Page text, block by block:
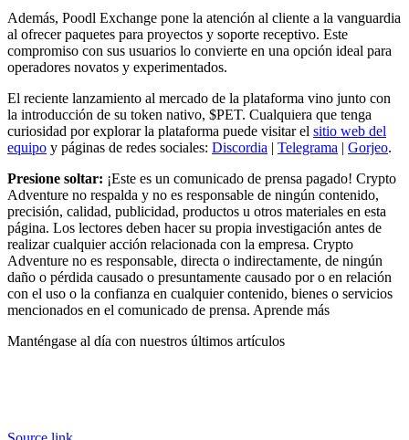
Además, Poodl Exchange pone la atención al cliente a la vanguardia
al ofrecer paquetes para proyectos y soporte receptivo. Este
compromiso con sus usuarios lo convierte en una opción ideal para
operadores novatos y experimentados.
El reciente lanzamiento al mercado de la plataforma vino junto con
la introducción de su token nativo, $PET. Cualquiera que tenga
curiosidad por explorar la plataforma puede visitar el sitio web del
equipo y páginas de redes sociales: Discordia | Telegrama | Gorjeo.
Presione soltar: ¡Este es un comunicado de prensa pagado! Crypto
Adventure no respalda y no es responsable de ningún contenido,
precisión, calidad, publicidad, productos u otros materiales en esta
página. Los lectores deben hacer su propia investigación antes de
realizar cualquier acción relacionada con la empresa. Crypto
Adventure no es responsable, directa o indirectamente, de ningún
daño o pérdida causado o presuntamente causado por o en relación
con el uso o la confianza en cualquier contenido, bienes o servicios
mencionados en el comunicado de prensa. Aprende más
Manténgase al día con nuestros últimos artículos